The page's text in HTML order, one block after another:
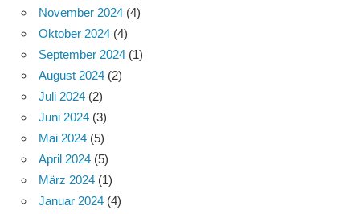
November 2024 (4)
Oktober 2024 (4)
September 2024 (1)
August 2024 (2)
Juli 2024 (2)
Juni 2024 (3)
Mai 2024 (5)
April 2024 (5)
März 2024 (1)
Januar 2024 (4)